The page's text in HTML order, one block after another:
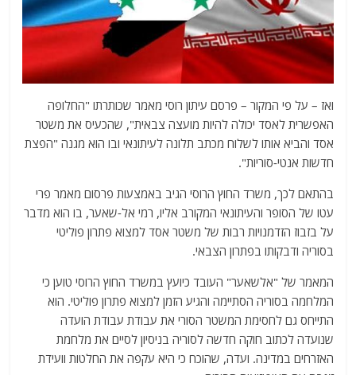
ואז – על פי המקור – פרסם עיתון רוסי מאמר שכותרתו "החלופה
האפשרית לאסד יכולה להיות מועצה צבאית", שהכעיס את משטר
אסד והביא אותו לשלוח מכתב תלונה לעיתונאי ובו הוא מגנה "הפצת
חדשות אנטי-סוריות".
בהתאם לכך, משרד החוץ הרוסי הגיב באמצעות פרסום מאמר פרי
עטו של הסופר והעיתונאי המקורב אליו, רמי אל-שאער, בו הוא מדבר
על בזבוז הזדמנויות רבות של משטר אסד למצוא פתרון פוליטי
בסוריה ודבקותו בפתרון הצבאי.
המאמר של "אלשאער" העובד כיועץ במשרד החוץ הרוסי טוען כי
המלחמה בסוריה הסתיימה והגיע הזמן למצוא פתרון פוליטי. הוא
התייחס גם לחסימת המשטר הסורי את עבודת עבודת הועדה
שנועדה לכתוב חוקה חדשה לסוריה בניסיון לסיים את מלחמת
האזרחים במדינה. ועדה, שהוכח כי היא עקפה את החלטות וועידת